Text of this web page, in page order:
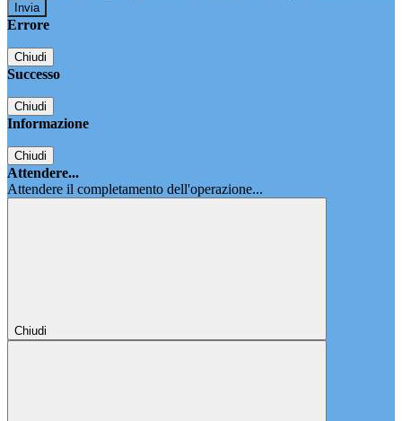
Errore
Chiudi
Successo
Chiudi
Informazione
Chiudi
Attendere...
Attendere il completamento dell'operazione...
Chiudi